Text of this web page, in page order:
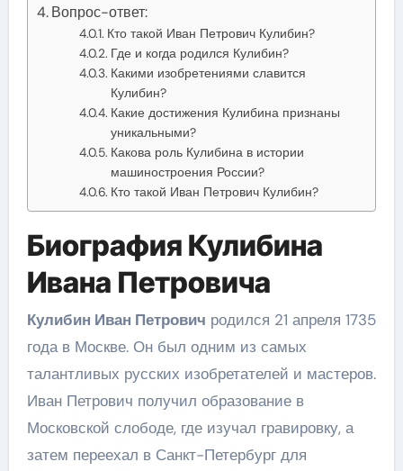
Вопрос-ответ:
Кто такой Иван Петрович Кулибин?
Где и когда родился Кулибин?
Какими изобретениями славится
Кулибин?
Какие достижения Кулибина признаны
уникальными?
Какова роль Кулибина в истории
машиностроения России?
Кто такой Иван Петрович Кулибин?
Биография Кулибина
Ивана Петровича
Кулибин Иван Петрович родился 21 апреля 1735
года в Москве. Он был одним из самых
талантливых русских изобретателей и мастеров.
Иван Петрович получил образование в
Московской слободе, где изучал гравировку, а
затем переехал в Санкт-Петербург для